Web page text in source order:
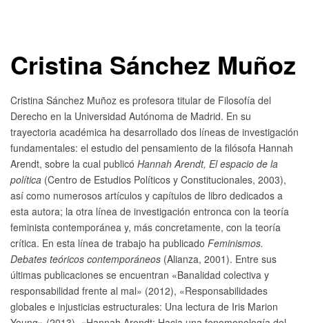
Cristina Sánchez Muñoz
Cristina Sánchez Muñoz es profesora titular de Filosofía del
Derecho en la Universidad Autónoma de Madrid. En su
trayectoria académica ha desarrollado dos líneas de investigación
fundamentales: el estudio del pensamiento de la filósofa Hannah
Arendt, sobre la cual publicó Hannah Arendt, El espacio de la
política (Centro de Estudios Políticos y Constitucionales, 2003),
así como numerosos artículos y capítulos de libro dedicados a
esta autora; la otra línea de investigación entronca con la teoría
feminista contemporánea y, más concretamente, con la teoría
crítica. En esta línea de trabajo ha publicado Feminismos.
Debates teóricos contemporáneos (Alianza, 2001). Entre sus
últimas publicaciones se encuentran «Banalidad colectiva y
responsabilidad frente al mal» (2012), «Responsabilidades
globales e injusticias estructurales: Una lectura de Iris Marion